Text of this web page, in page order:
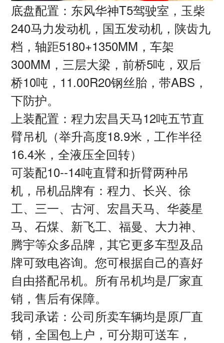
底盘配置：东风华神T5驾驶室，玉柴
240马力发动机，国五发动机，陕齿九
档，轴距5180+1350MM，车架
300MM，三层大梁，前桥5吨，双后
桥10吨，11.00R20钢丝胎，带ABS，
下防护。
上装配置：程力宏昌天马12吨五节直
臂吊机（举升高度18.9米，工作半径
16.4米，全液压全回转）
可装配10--14吨直臂和折臂两种吊
机，吊机品牌有：程力、长兴、徐
工、三一、古河、宏昌天马、华菱星
马、石煤、新飞工、福曼、大力神、
腾宇等众多品牌，其它更多车型及品
牌可致电咨询。您可根据自己的喜好
自由搭配吊机。所有吊机均是厂家直
销，售后有保障。
我司承诺：公司所卖车辆均是原厂直
销，全国包上户，可分期可送车，